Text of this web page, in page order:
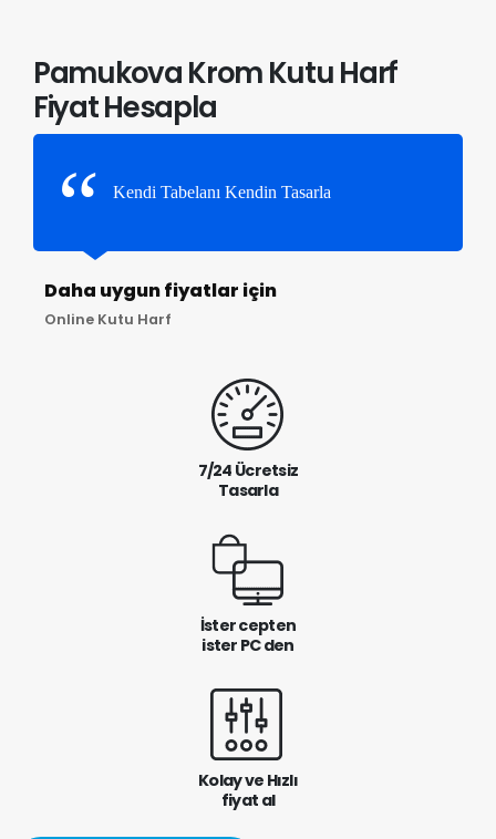
Pamukova Krom Kutu Harf
Fiyat Hesapla
Kendi Tabelanı Kendin Tasarla
Daha uygun fiyatlar için
Online Kutu Harf
7/24 Ücretsiz
Tasarla
İster cepten
ister PC den
Kolay ve Hızlı
fiyat al